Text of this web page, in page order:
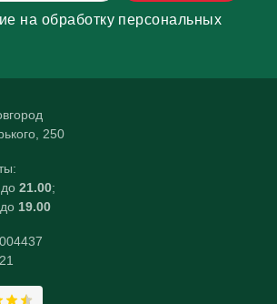
на обработку персональных
250
до 21.00;
до 19.00